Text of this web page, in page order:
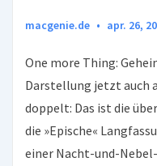
macgenie.de apr. 26,
One more Thing:
Darstellung jetzt auch
doppelt: Das ist die
die »Epische«
einer Nacht-und-